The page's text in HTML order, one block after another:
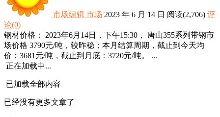
市场编辑 市场 2023 年 6 月 14 日 阅读(2,706) 评
论(0)
钢材价格： 2023年6月14日，下午15:30， 唐山355系列带钢市
场价格 3790元/吨，较昨稳；本月结算周期，截止到今天均
价：3681元/吨，截止到月底：3720元/吨。 ...
正在加载中...
已加载全部内容
已经没有更多文章了